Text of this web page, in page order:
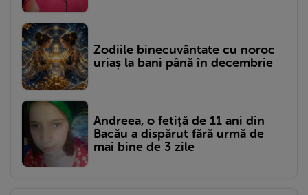
Zodiile binecuvântate cu noroc
uriaș la bani până în decembrie
Andreea, o fetiță de 11 ani din
Bacău a dispărut fără urmă de
mai bine de 3 zile